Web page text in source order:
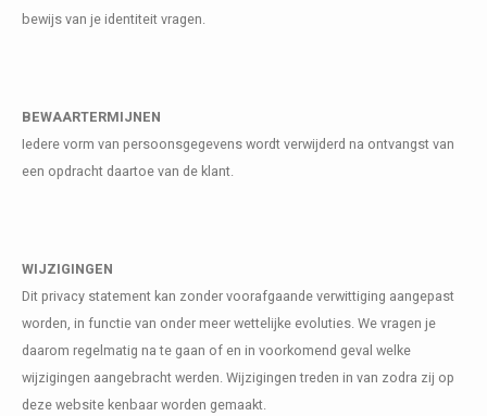
bewijs van je identiteit vragen.
BEWAARTERMIJNEN
Iedere vorm van persoonsgegevens wordt verwijderd na ontvangst van
een opdracht daartoe van de klant.
WIJZIGINGEN
Dit privacy statement kan zonder voorafgaande verwittiging aangepast
worden, in functie van onder meer wettelijke evoluties. We vragen je
daarom regelmatig na te gaan of en in voorkomend geval welke
wijzigingen aangebracht werden. Wijzigingen treden in van zodra zij op
deze website kenbaar worden gemaakt.